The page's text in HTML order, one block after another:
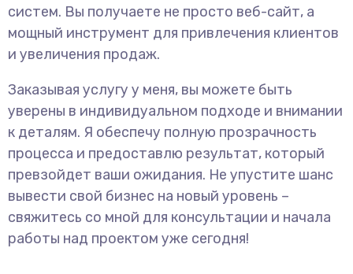
систем. Вы получаете не просто веб-сайт, а
мощный инструмент для привлечения клиентов
и увеличения продаж.
Заказывая услугу у меня, вы можете быть
уверены в индивидуальном подходе и внимании
к деталям. Я обеспечу полную прозрачность
процесса и предоставлю результат, который
превзойдет ваши ожидания. Не упустите шанс
вывести свой бизнес на новый уровень –
свяжитесь со мной для консультации и начала
работы над проектом уже сегодня!